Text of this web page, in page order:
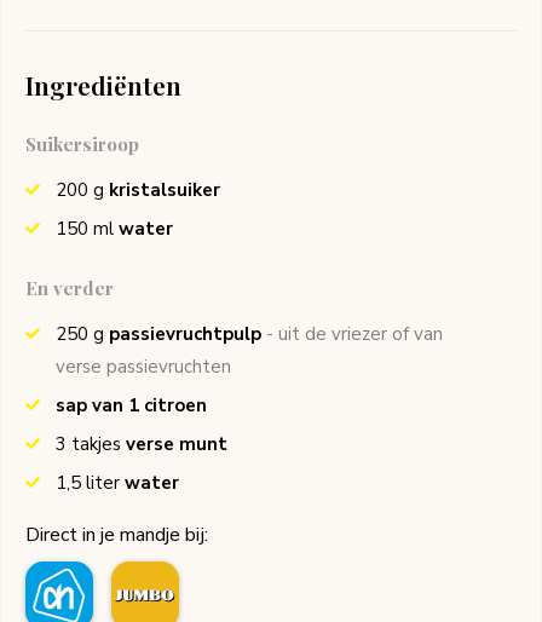
Ingrediënten
Suikersiroop
200 g kristalsuiker
150 ml water
En verder
250 g passievruchtpulp - uit de vriezer of van
verse passievruchten
sap van 1 citroen
3 takjes verse munt
1,5 liter water
Direct in je mandje bij: